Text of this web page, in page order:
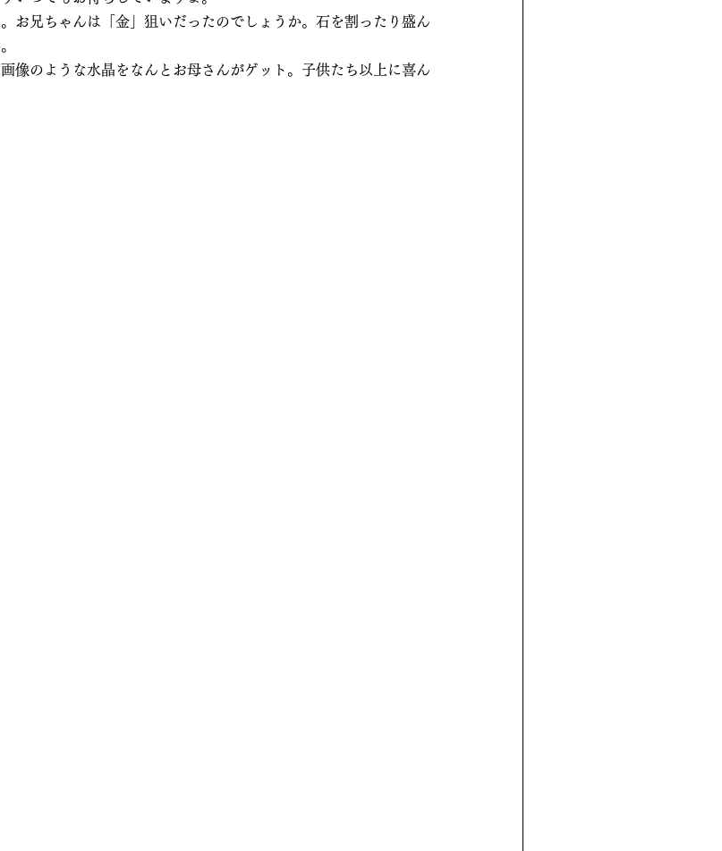
お兄ちゃんは「金」狙いだったのでしょうか。石を割ったり盛ん
像のような水晶をなんとお母さんがゲット。子供たち以上に喜ん